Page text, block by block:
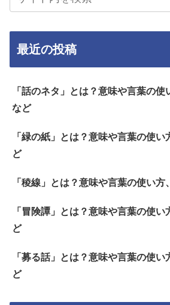
最近の投稿
「話のネタ」とは？意味や言葉の
など
「緑の紙」とは？意味や言葉の使
ど
「稜線」とは？意味や言葉の使い
「冒険譚」とは？意味や言葉の使
ど
「募る話」とは？意味や言葉の使
ど